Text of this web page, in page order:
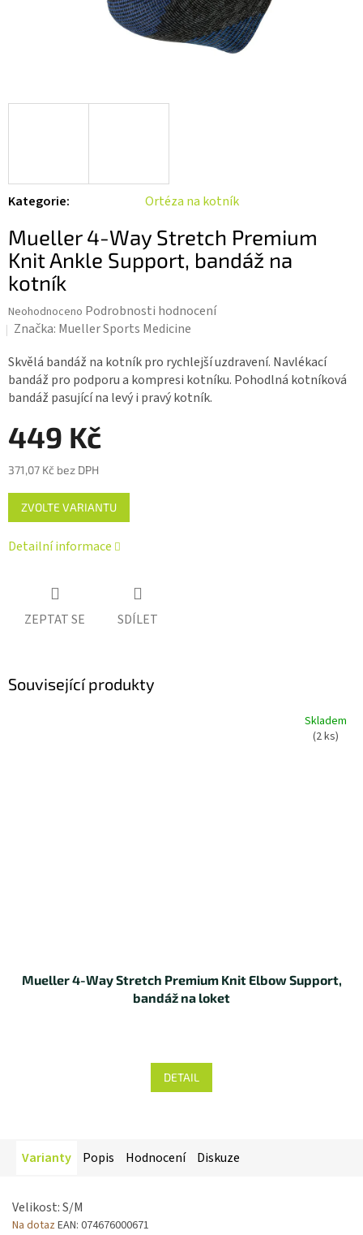
Kategorie: Ortéza na kotník
Mueller 4-Way Stretch Premium
Knit Ankle Support, bandáž na
kotník
Průměrné
hodnocení
je
0,0
z 5
hvězdiček.
Neohodnoceno Podrobnosti hodnocení
Značka: Mueller Sports Medicine
Skvělá bandáž na kotník pro rychlejší uzdravení. Navlékací
bandáž pro podporu a kompresi kotníku. Pohodlná kotníková
bandáž pasující na levý i pravý kotník.
449 Kč
371,07 Kč bez DPH
Měrná
cena:
ZVOLTE VARIANTU
Detailní informace
ZEPTAT SE SDÍLET
Související produkty
Skladem
(2 ks)
Mueller 4-Way Stretch Premium Knit Elbow Support,
bandáž na loket
DETAIL
Varianty Popis Hodnocení Diskuze
Velikost: S/M
Na dotazEAN: 074676000671